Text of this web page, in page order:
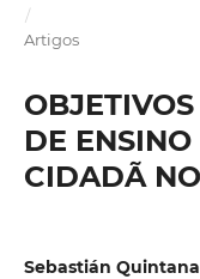
/
Artigos
DE
CIDADÃ
Sebastián